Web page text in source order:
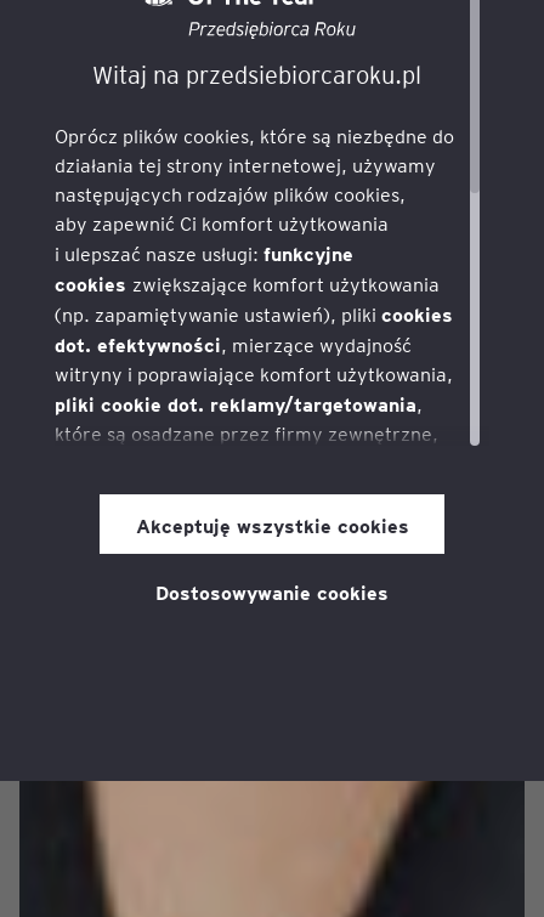
Witaj na przedsiebiorcaroku.pl
Oprócz plików cookies, które są niezbędne do
działania tej strony internetowej, używamy
następujących rodzajów plików cookies,
aby zapewnić Ci komfort użytkowania
i ulepszać nasze usługi: funkcyjne
cookies zwiększające komfort użytkowania
(np. zapamiętywanie ustawień), pliki cookies
dot. efektywności, mierzące wydajność
witryny i poprawiające komfort użytkowania,
pliki cookie dot. reklamy/targetowania,
które są osadzane przez firmy zewnętrzne,
i pozwalają nam na dostarczanie
odpowiednich dla użytkownika reklam,pliki
cookie dot. mediów społecznościowych,
które pozwalają na udostępnianie treści z tej
strony w mediach społecznościowych, takich
prywatności, który można znaleźć na dole
dotyczącą
plików cookies, aby uzyskać więcej
Akceptuję wszystkie cookies
Dostosowywanie cookies